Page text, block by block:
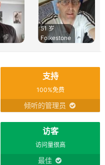
51 岁
Folkestone
支持
100%免费
倾听的管理员
访客
访问量很高
最佳